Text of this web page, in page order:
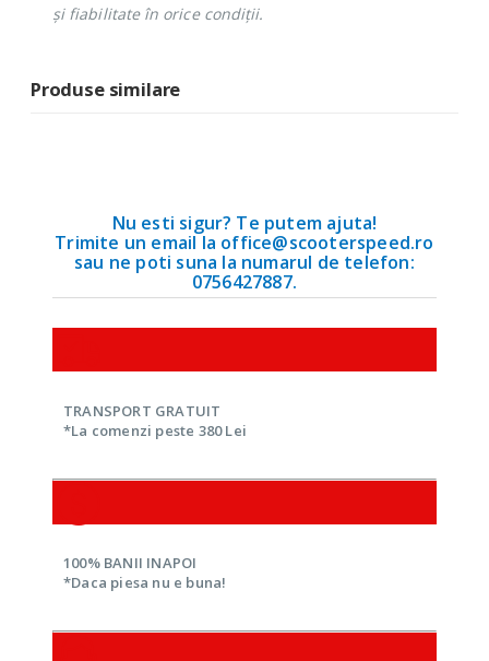
și fiabilitate în orice condiții.
Produse similare
Nu esti sigur? Te putem ajuta!
Trimite un email la office@scooterspeed.ro
sau ne poti suna la numarul de telefon:
0756427887.
TRANSPORT GRATUIT
*La comenzi peste 380 Lei
100% BANII INAPOI
*Daca piesa nu e buna!